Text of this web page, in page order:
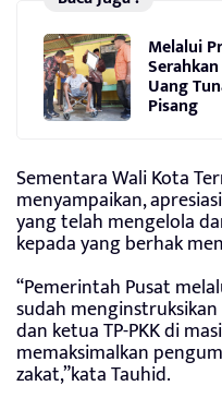
Melalui
Uang
Pisang
Sementara Wali Kota
menyampaikan,
yang telah mengelola
kepada yang berhak
“Pemerintah Pusat
sudah
dan ketua TP-PKK di
memaksimalkan
zakat,”kata Tauhid.